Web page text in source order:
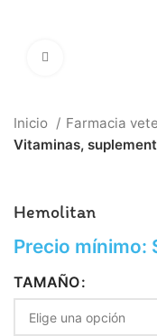
Inicio
Farmacia
Vitaminas,
Hemolitan
Precio mínimo:
TAMAÑO